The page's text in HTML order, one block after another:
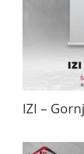
IZI –